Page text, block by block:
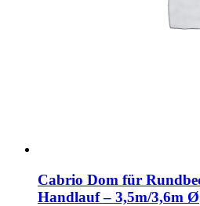
Cabrio Dom für
Handlauf – 3,5m/3,6m Ø